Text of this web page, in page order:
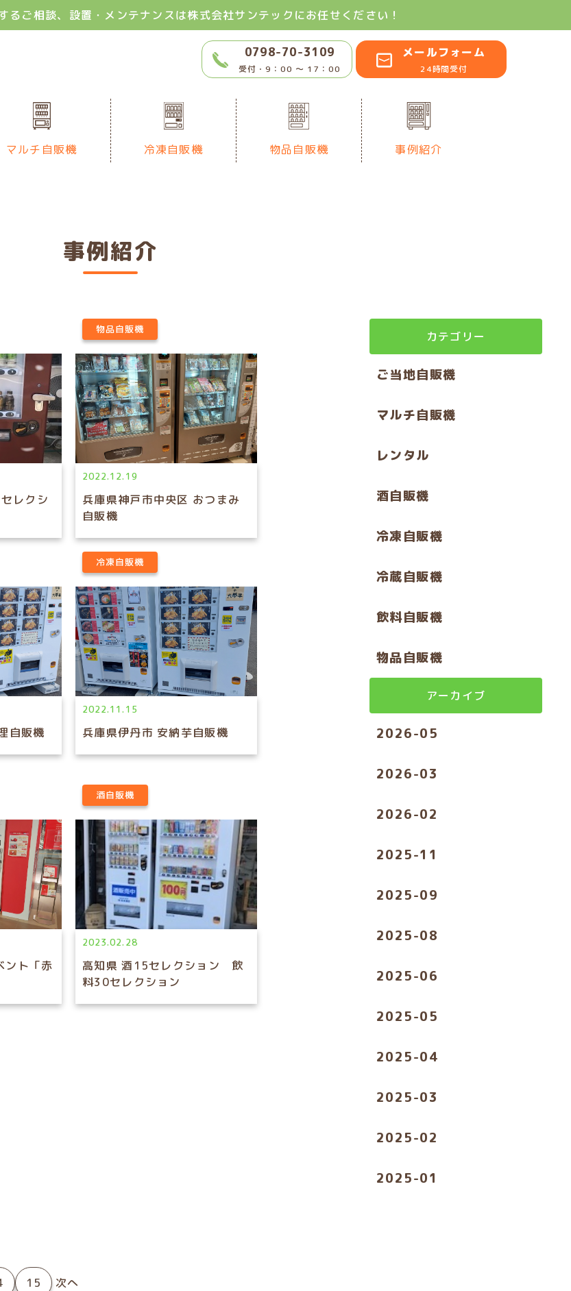
るご相談、設置・メンテナンスは株式会社サンテックにお任せください！
0798-70-3109
受付・9：00 〜 17：00
メールフォーム
24時間受付
マルチ自販機 冷凍自販機 物品自販機 事例紹介
事例紹介
レクシ
物品自販機
2022.12.19
兵庫県神戸市中央区 おつまみ
自販機
自販機
冷凍自販機
2022.11.15
兵庫県伊丹市 安納芋自販機
ト「赤
酒自販機
2023.02.28
高知県 酒15セレクション 飲
料30セレクション
15 次へ
カテゴリー
ご当地自販機
マルチ自販機
レンタル
酒自販機
冷凍自販機
冷蔵自販機
飲料自販機
物品自販機
アーカイブ
2026-05
2026-03
2026-02
2025-11
2025-09
2025-08
2025-06
2025-05
2025-04
2025-03
2025-02
2025-01